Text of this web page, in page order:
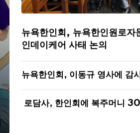
뉴욕한인회, 뉴욕한인원로자
인데이케어 사태 논의
뉴욕한인회, 이동규 영사에 감
로담사, 한인회에 복주머니